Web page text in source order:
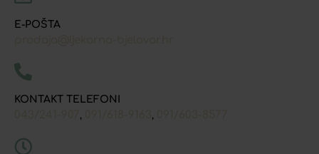
E-POŠTA
KONTAKT TELEFONI